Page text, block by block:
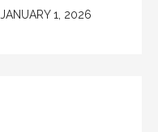
JANUARY 1, 2026